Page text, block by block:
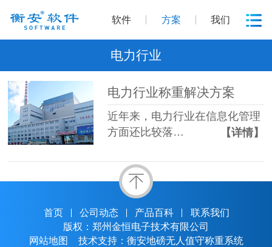
软件 方案 我们
电力行业
电力行业称重解决方案
近年来，电力行业在信息化管理
方面还比较落…
【详情】
首页 公司动态 产品百科
联系我们
版权：郑州金恒电子技术有限公司
网站地图
技术支持：衡安地磅无人值守称重系统